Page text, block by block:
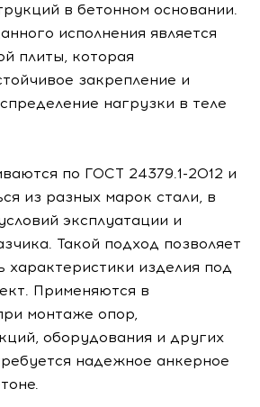
в бетонном основании.
исполнения является
плиты, которая
закрепление и
нагрузки в теле
по ГОСТ 24379.1-2012 и
из разных марок стали, в
эксплуатации и
Такой подход позволяет
характеристики изделия под
Применяются в
монтаже опор,
оборудования и других
надежное анкерное